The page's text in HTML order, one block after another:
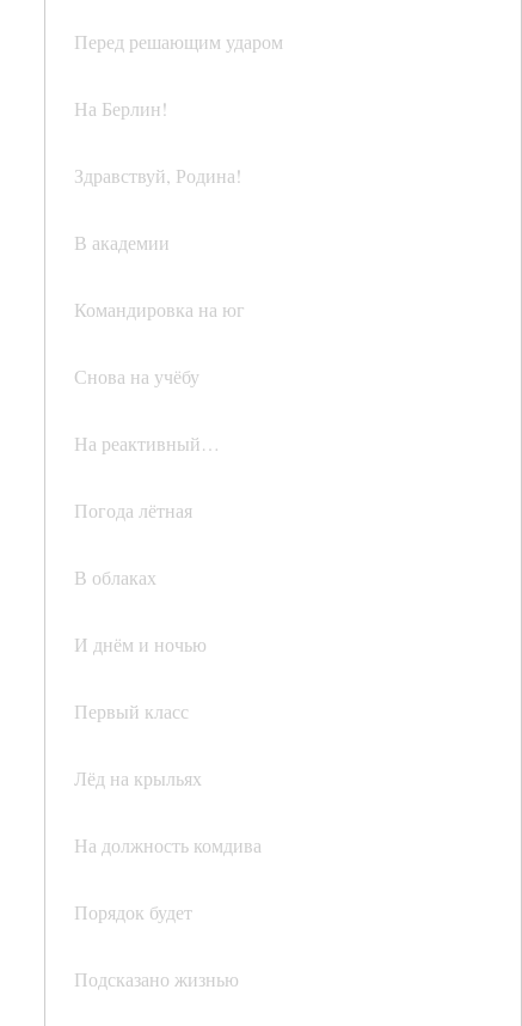
Перед решающим ударом
На Берлин!
Здравствуй, Родина!
В академии
Командировка на юг
Снова на учёбу
На реактивный…
Погода лётная
В облаках
И днём и ночью
Первый класс
Лёд на крыльях
На должность комдива
Порядок будет
Подсказано жизнью